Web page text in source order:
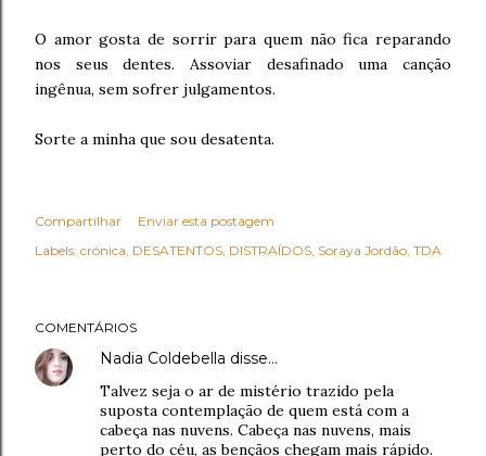
O amor gosta de sorrir para quem não fica reparando
nos seus dentes. Assoviar desafinado uma canção
ingênua, sem sofrer julgamentos.
Sorte a minha que sou desatenta.
Compartilhar
Enviar esta postagem
Labels: crônica DESATENTOS DISTRAÍDOS Soraya Jordão TDA
COMENTÁRIOS
Nadia Coldebella disse…
Talvez seja o ar de mistério trazido pela
suposta contemplação de quem está com a
cabeça nas nuvens. Cabeça nas nuvens, mais
perto do céu, as bençãos chegam mais rápido.